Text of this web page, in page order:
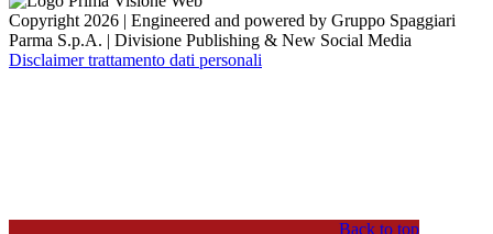
Copyright 2026 | Engineered and powered by Gruppo Spaggiari
Parma S.p.A. | Divisione Publishing & New Social Media
Disclaimer trattamento dati personali
Back to top